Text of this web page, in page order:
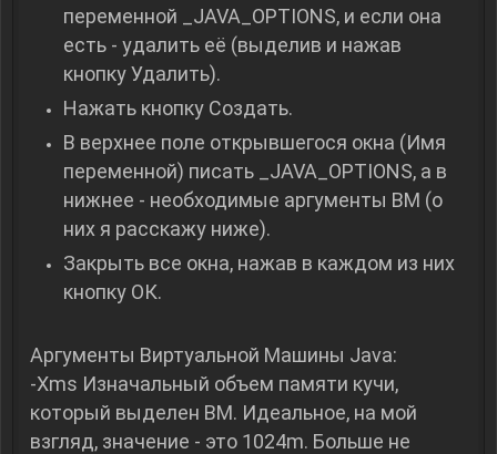
переменной _JAVA_OPTIONS, и если она
есть - удалить её (выделив и нажав
кнопку Удалить).
Нажать кнопку Создать.
В верхнее поле открывшегося окна (Имя
переменной) писать _JAVA_OPTIONS, а в
нижнее - необходимые аргументы ВМ (о
них я расскажу ниже).
Закрыть все окна, нажав в каждом из них
кнопку ОК.
Аргументы Виртуальной Машины Java:
-Xms Изначальный объем памяти кучи,
который выделен ВМ. Идеальное, на мой
взгляд, значение - это 1024m. Больше не